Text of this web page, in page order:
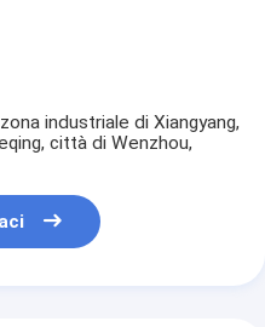
industriale di Xiangyang,
città di Wenzhou,